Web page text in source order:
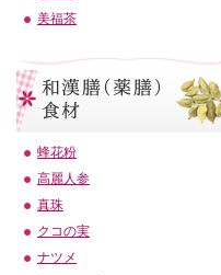
美福茶
蜂花粉
高麗人参
真珠
クコの実
ナツメ